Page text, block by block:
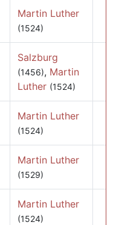
Martin Luther
(1524)
Salzburg
(1456), Martin
Luther (1524)
Martin Luther
(1524)
Martin Luther
(1529)
Martin Luther
(1524)